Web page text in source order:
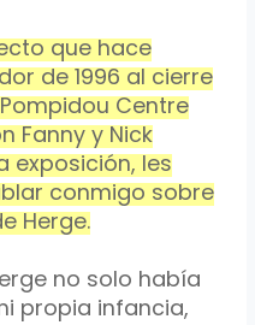
que hace
de 1996 al cierre
PompidouCentre
FannyyNick
exposición, les
conmigosobre
Herge.
no solo había
propia infancia,